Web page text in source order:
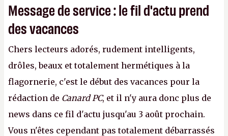
Message de service : le fil d'actu prend
des vacances
Chers lecteurs adorés, rudement intelligents,
drôles, beaux et totalement hermétiques à la
flagornerie, c'est le début des vacances pour la
rédaction de Canard PC, et il n'y aura donc plus de
news dans ce fil d'actu jusqu'au 3 août prochain.
Vous n'êtes cependant pas totalement débarrassés